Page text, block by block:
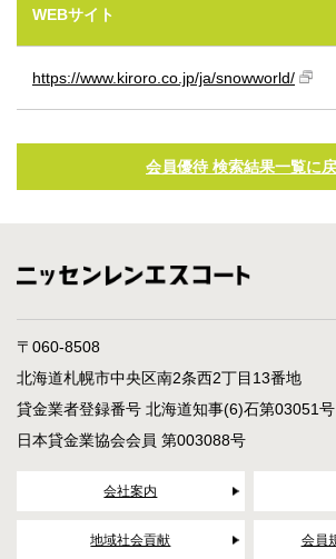
WEBサイト
https://www.kiroro.co.jp/ja/snowworld/
会員優待 検索結果一覧に
〒060-8508
北海道札幌市中央区南2条西2丁目13番地
貸金業者登録番号 北海道知事(6)石第03051号
日本貸金業協会会員 第003088号
会社案内
地域社会貢献 会員